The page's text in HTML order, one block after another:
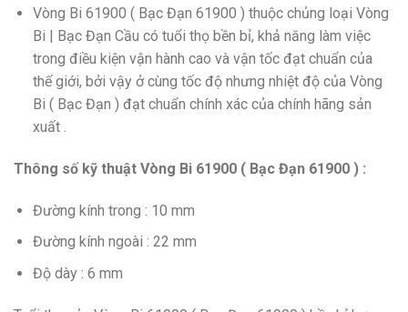
Vòng Bi 61900 ( Bạc Đạn 61900 ) thuộc chủng loại Vòng
Bi | Bạc Đạn Cầu có tuổi thọ bền bỉ, khả năng làm việc
trong điều kiện vận hành cao và vận tốc đạt chuẩn của
thế giới, bởi vậy ở cùng tốc độ nhưng nhiệt độ của Vòng
Bi ( Bạc Đạn ) đạt chuẩn chính xác của chính hãng sản
xuất .
Thông số kỹ thuật Vòng Bi 61900 ( Bạc Đạn 61900 ) :
Đường kính trong : 10 mm
Đường kính ngoài : 22 mm
Độ dày : 6 mm